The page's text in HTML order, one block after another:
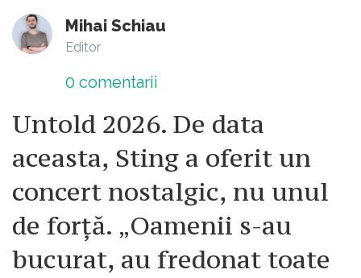
Mihai Schiau
Editor
0 comentarii
Untold 2026. De data
aceasta, Sting a oferit un
concert nostalgic, nu unul
de forță. „Oamenii s-au
bucurat, au fredonat toate